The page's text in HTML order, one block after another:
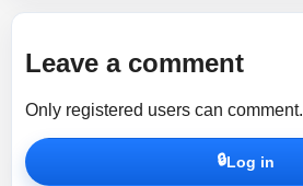
Leave a comment
Only registered users can comment.
🔒Log in